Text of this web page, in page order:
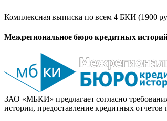
Комплексная выписка по всем 4 БКИ (1900
Межрегиональное бюро кредитных
ЗАО «МБКИ» предлагает согласно
истории, предоставление кредитных